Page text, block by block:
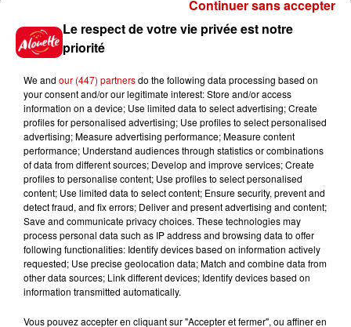
Gagnez vos places pour le
Festival du Roi Arthur 2026 !
Gagnez vos entrées pour le
Musée du Sport Automobile au
Mans !
Alouette vous invite à
Futuroscope Xperiences !
Le respect de votre vie privée est notre
priorité
We and our (447) partnersdo the following data processing based on
your consent and/or our legitimate interest: Store and/or access
information on a device; Use limited data to select advertising; Create
profiles for personalised advertising; Use profiles to select personalised
advertising; Measure advertising performance; Measure content
performance; Understand audiences through statistics or combinations
of data from different sources; Develop and improve services; Create
profiles to personalise content; Use profiles to select personalised
content; Use limited data to select content; Ensure security, prevent and
detect fraud, and fix errors; Deliver and present advertising and content;
Save and communicate privacy choices. These technologies may
process personal data such as IP address and browsing data to offer
following functionalities: Identify devices based on information actively
requested; Use precise geolocation data; Match and combine data from
other data sources; Link different devices; Identify devices based on
information transmitted automatically.
Vous pouvez accepter en cliquant sur "Accepter et fermer", ou affiner en
Continuer sans accepter